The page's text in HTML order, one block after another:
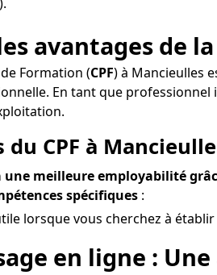
avantages de
Formation (CPF) à Mancieulles
En tant que
du CPF à
une meilleure employabilité
spécifiques :
lorsque vous cherchez à
en ligne :